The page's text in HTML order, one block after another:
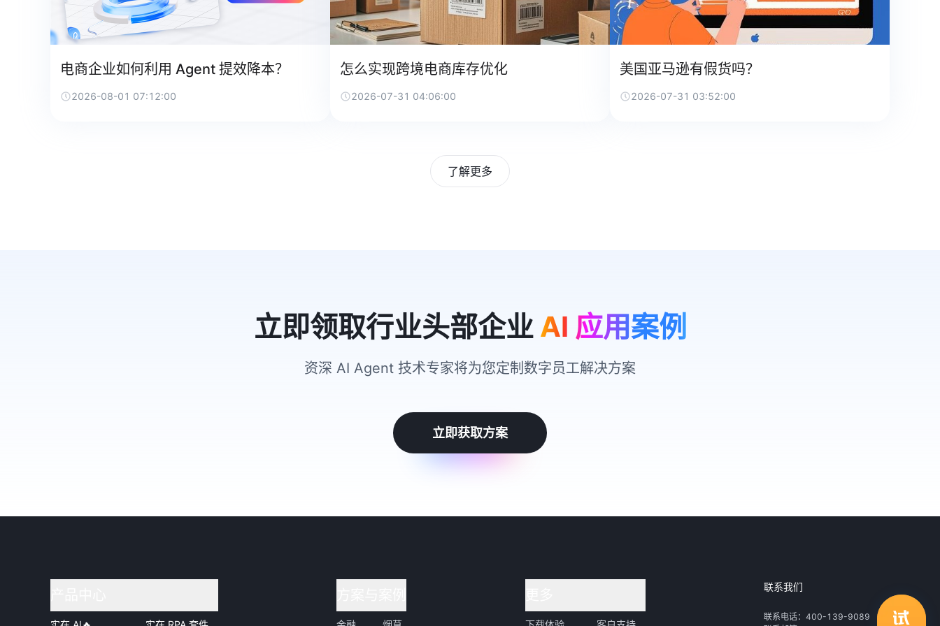
电商企业如何利用 Agent 提效降本？
2026-08-01 07:12:00
怎么实现跨境电商库存优化
2026-07-31 04:06:00
美国亚马逊有假货吗？
2026-07-31 03:52:00
了解更多
立即领取行业头部企业 AI 应用案例
资深 AI Agent 技术专家将为您定制数字员工解决方案
立即获取方案
联系我们
联系电话：400-139-9089
领取行业自动化解决方案